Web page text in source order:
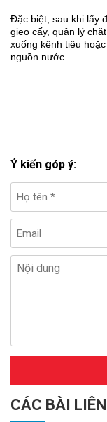
Đặc biệt, sau khi lấy
gieo cấy, quản lý
xuống kênh tiêu
nguồn nước.
Ý kiến góp ý:
CÁC BÀI